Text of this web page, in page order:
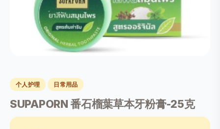
个人护理 日常用品
SUPAPORN 番石榴葉草本牙粉膏-25克